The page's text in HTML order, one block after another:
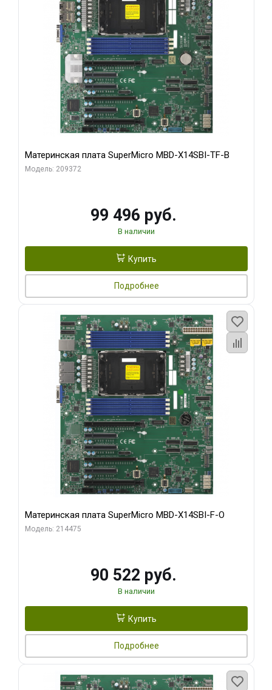
Материнская плата SuperMicro MBD-X14SBI-TF-B
Модель: 209372
99 496 руб.
В наличии
Купить
Подробнее
Материнская плата SuperMicro MBD-X14SBI-F-O
Модель: 214475
90 522 руб.
В наличии
Купить
Подробнее